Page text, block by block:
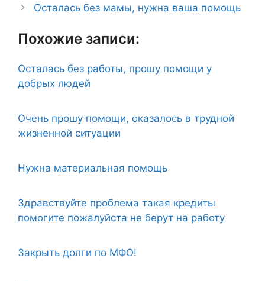
Осталась без мамы, нужна ваша помощь
Похожие записи:
Осталась без работы, прошу помощи у
добрых людей
Очень прошу помощи, оказалось в трудной
жизненной ситуации
Нужна материальная помощь
Здравствуйте проблема такая кредиты
помогите пожалуйста не берут на работу
Закрыть долги по МФО!